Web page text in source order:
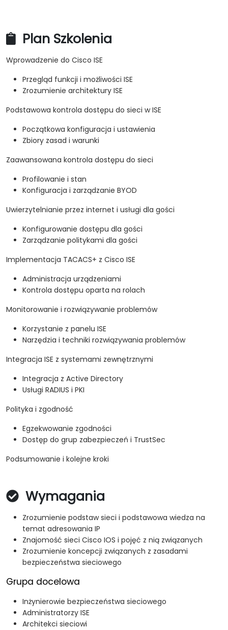
Plan Szkolenia
Wprowadzenie do Cisco ISE
Przegląd funkcji i możliwości ISE
Zrozumienie architektury ISE
Podstawowa kontrola dostępu do sieci w ISE
Początkowa konfiguracja i ustawienia
Zbiory zasad i warunki
Zaawansowana kontrola dostępu do sieci
Profilowanie i stan
Konfiguracja i zarządzanie BYOD
Uwierzytelnianie przez internet i usługi dla gości
Konfigurowanie dostępu dla gości
Zarządzanie politykami dla gości
Implementacja TACACS+ z Cisco ISE
Administracja urządzeniami
Kontrola dostępu oparta na rolach
Monitorowanie i rozwiązywanie problemów
Korzystanie z panelu ISE
Narzędzia i techniki rozwiązywania problemów
Integracja ISE z systemami zewnętrznymi
Integracja z Active Directory
Usługi RADIUS i PKI
Polityka i zgodność
Egzekwowanie zgodności
Dostęp do grup zabezpieczeń i TrustSec
Podsumowanie i kolejne kroki
Wymagania
Zrozumienie podstaw sieci i podstawowa wiedza na
temat adresowania IP
Znajomość sieci Cisco IOS i pojęć z nią związanych
Zrozumienie koncepcji związanych z zasadami
bezpieczeństwa sieciowego
Grupa docelowa
Inżynierowie bezpieczeństwa sieciowego
Administratorzy ISE
Architekci sieciowi